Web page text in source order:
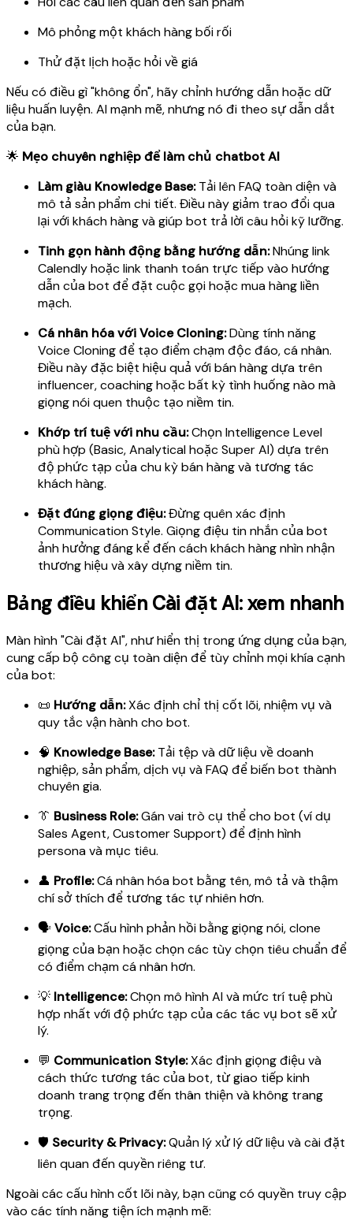
Mô phỏng một khách hàng bối rối
Thử đặt lịch hoặc hỏi về giá
Nếu có điều gì "không ổn", hãy chỉnh hướng dẫn hoặc dữ
liệu huấn luyện. AI mạnh mẽ, nhưng nó đi theo sự dẫn dắt
của bạn.
🌟 Mẹo chuyên nghiệp để làm chủ chatbot AI
Làm giàu Knowledge Base:Tải lên FAQ toàn diện và
mô tả sản phẩm chi tiết. Điều này giảm trao đổi qua
lại với khách hàng và giúp bot trả lời câu hỏi kỹ lưỡng.
Tinh gọn hành động bằng hướng dẫn:Nhúng link
Calendly hoặc link thanh toán trực tiếp vào hướng
dẫn của bot để đặt cuộc gọi hoặc mua hàng liền
mạch.
Cá nhân hóa với Voice Cloning:Dùng tính năng
Voice Cloning để tạo điểm chạm độc đáo, cá nhân.
Điều này đặc biệt hiệu quả với bán hàng dựa trên
influencer, coaching hoặc bất kỳ tình huống nào mà
giọng nói quen thuộc tạo niềm tin.
Khớp trí tuệ với nhu cầu:Chọn Intelligence Level
phù hợp (Basic, Analytical hoặc Super AI) dựa trên
độ phức tạp của chu kỳ bán hàng và tương tác
khách hàng.
Đặt đúng giọng điệu:Đừng quên xác định
Communication Style. Giọng điệu tin nhắn của bot
ảnh hưởng đáng kể đến cách khách hàng nhìn nhận
thương hiệu và xây dựng niềm tin.
Bảng điều khiển Cài đặt AI: xem nhanh
Màn hình "Cài đặt AI", như hiển thị trong ứng dụng của bạn,
cung cấp bộ công cụ toàn diện để tùy chỉnh mọi khía cạnh
của bot:
📜 Hướng dẫn:Xác định chỉ thị cốt lõi, nhiệm vụ và
quy tắc vận hành cho bot.
🧠 Knowledge Base:Tải tệp và dữ liệu về doanh
nghiệp, sản phẩm, dịch vụ và FAQ để biến bot thành
chuyên gia.
👔 Business Role:Gán vai trò cụ thể cho bot (ví dụ
Sales Agent, Customer Support) để định hình
persona và mục tiêu.
👤 Profile:Cá nhân hóa bot bằng tên, mô tả và thậm
chí sở thích để tương tác tự nhiên hơn.
🗣️Voice:Cấu hình phản hồi bằng giọng nói, clone
giọng của bạn hoặc chọn các tùy chọn tiêu chuẩn để
có điểm chạm cá nhân hơn.
💡 Intelligence:Chọn mô hình AI và mức trí tuệ phù
hợp nhất với độ phức tạp của các tác vụ bot sẽ xử
lý.
💬 Communication Style:Xác định giọng điệu và
cách thức tương tác của bot, từ giao tiếp kinh
doanh trang trọng đến thân thiện và không trang
trọng.
🛡️ Security & Privacy:Quản lý xử lý dữ liệu và cài đặt
liên quan đến quyền riêng tư.
Ngoài các cấu hình cốt lõi này, bạn cũng có quyền truy cập
vào các tính năng tiện ích mạnh mẽ: